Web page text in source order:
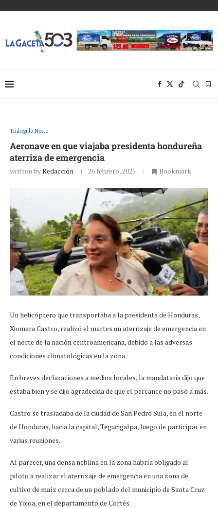
Triángulo Norte
Aeronave en que viajaba presidenta hondureña
aterriza de emergencia
written byRedacción 26 febrero, 2025 Bookmark
Un helicóptero que transportaba a la presidenta de Honduras,
Xiomara Castro, realizó el martes un aterrizaje de emergencia en
el norte de la nación centroamericana, debido a las adversas
condiciones climatológicas en la zona.
En breves declaraciones a medios locales, la mandataria dijo que
estaba bien y se dijo agradecida de que el percance no pasó a más.
Castro se trasladaba de la ciudad de San Pedro Sula, en el norte
de Honduras, hacia la capital, Tegucigalpa, luego de participar en
varias reuniones.
Al parecer, una densa neblina en la zona habría obligado al
piloto a realizar el aterrizaje de emergencia en una zona de
cultivo de maíz cerca de un poblado del municipio de Santa Cruz
de Yojoa, en el departamento de Cortés.